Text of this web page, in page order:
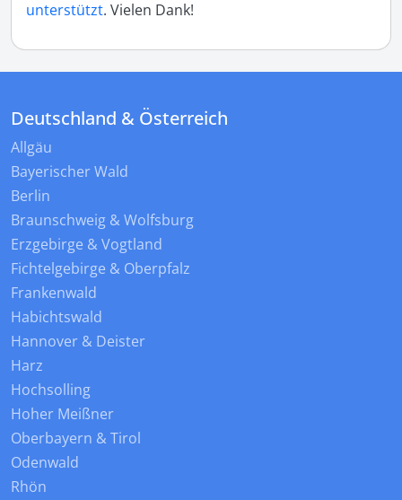
unterstützt. Vielen Dank!
Deutschland & Österreich
Allgäu
Bayerischer Wald
Berlin
Braunschweig & Wolfsburg
Erzgebirge & Vogtland
Fichtelgebirge & Oberpfalz
Frankenwald
Habichtswald
Hannover & Deister
Harz
Hochsolling
Hoher Meißner
Oberbayern & Tirol
Odenwald
Rhön